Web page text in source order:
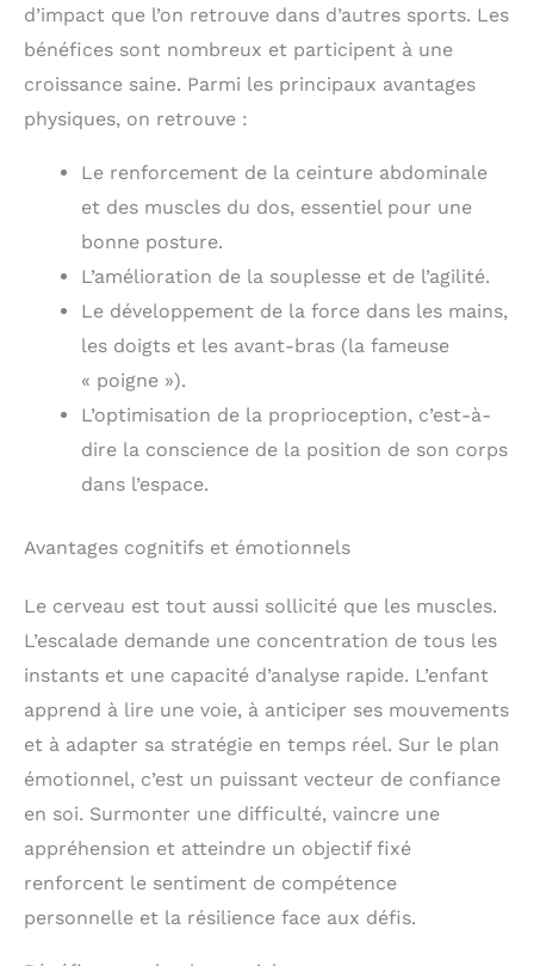
d’impact que l’on retrouve dans d’autres sports. Les
bénéfices sont nombreux et participent à une
croissance saine. Parmi les principaux avantages
physiques, on retrouve :
Le renforcement de la ceinture abdominale
et des muscles du dos, essentiel pour une
bonne posture.
L’amélioration de la souplesse et de l’agilité.
Le développement de la force dans les mains,
les doigts et les avant-bras (la fameuse
« poigne »).
L’optimisation de la proprioception, c’est-à-
dire la conscience de la position de son corps
dans l’espace.
Avantages cognitifs et émotionnels
Le cerveau est tout aussi sollicité que les muscles.
L’escalade demande une concentration de tous les
instants et une capacité d’analyse rapide. L’enfant
apprend à lire une voie, à anticiper ses mouvements
et à adapter sa stratégie en temps réel. Sur le plan
émotionnel, c’est un puissant vecteur de confiance
en soi. Surmonter une difficulté, vaincre une
appréhension et atteindre un objectif fixé
renforcent le sentiment de compétence
personnelle et la résilience face aux défis.